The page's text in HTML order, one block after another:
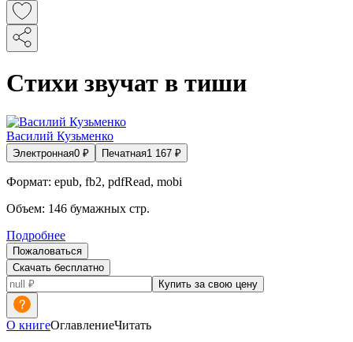
Стихи звучат в тиши
Василий Кузьменко
Электронная0 ₽ Печатная1 167 ₽
Формат: epub, fb2, pdfRead, mobi
Объем: 146 бумажных стр.
Подробнее
Пожаловаться
Скачать бесплатно
Купить за свою цену
О книгеОглавлениеЧитать